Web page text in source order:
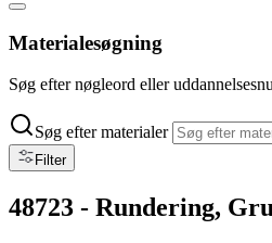
Materialesøgning
Søg efter nøgleord eller
Søg efter materialer
Filter
48723 - Rundering,